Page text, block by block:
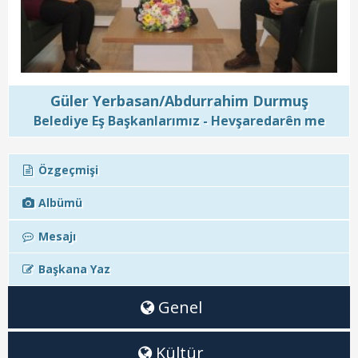
Başkanın Mesajı
Başkanın Albümü
Başkana Mesaj
Tamamlanan Projeler
Devam Eden Projeler
Planlanan Projeler
Haberler
Genel
Güler Yerbasan/Abdurrahim Durmuş
Belediye Eş Başkanlarımız - Hevşaredarên me
Özgeçmişi
Albümü
Mesajı
Başkana Yaz
Genel
Kültür